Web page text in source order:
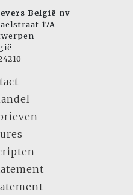
België nv
17A